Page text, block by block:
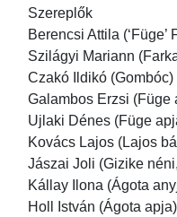
Szereplők
Berencsi Attila (‘Füge’
Szilágyi Mariann
Czakó Ildikó (Gombóc)
Galambos Erzsi (Füge
Ujlaki Dénes (Füge
Kovács Lajos (Lajos
Jászai Joli (Gizike
Kállay Ilona (Ágota
Holl István (Ágota apja)